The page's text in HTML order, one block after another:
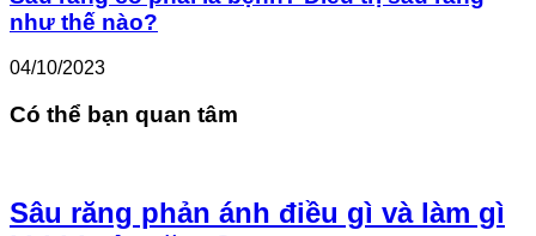
như thế nào?
04/10/2023
Có thể bạn quan tâm
Sâu răng phản ánh điều gì và làm gì